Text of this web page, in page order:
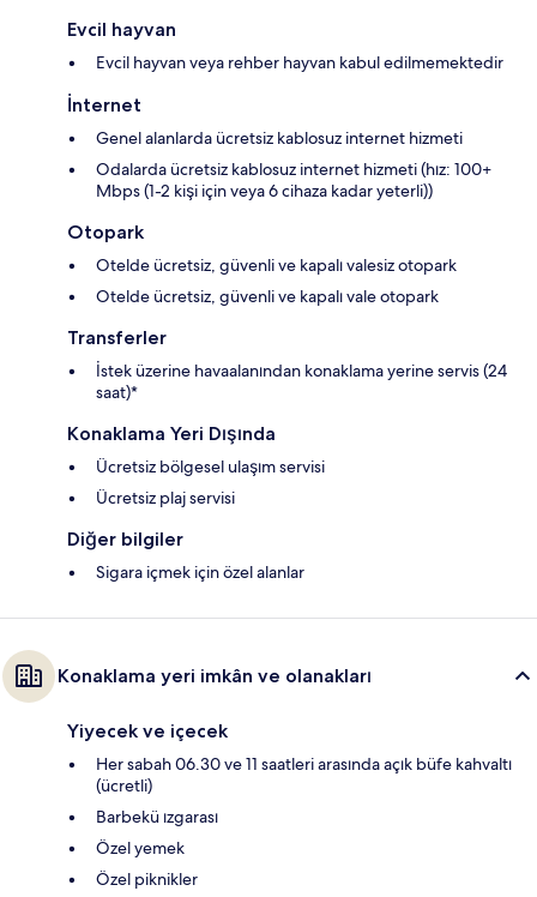
Evcil hayvan
Evcil hayvan veya rehber hayvan kabul edilmemektedir
İnternet
Genel alanlarda ücretsiz kablosuz internet hizmeti
Odalarda ücretsiz kablosuz internet hizmeti (hız: 100+
Mbps (1-2 kişi için veya 6 cihaza kadar yeterli))
Otopark
Otelde ücretsiz, güvenli ve kapalı valesiz otopark
Otelde ücretsiz, güvenli ve kapalı vale otopark
Transferler
İstek üzerine havaalanından konaklama yerine servis (24
saat)*
Konaklama Yeri Dışında
Ücretsiz bölgesel ulaşım servisi
Ücretsiz plaj servisi
Diğer bilgiler
Sigara içmek için özel alanlar
Konaklama yeri imkân ve olanakları
Yiyecek ve içecek
Her sabah 06.30 ve 11 saatleri arasında açık büfe kahvaltı
(ücretli)
Barbekü ızgarası
Özel yemek
Özel piknikler